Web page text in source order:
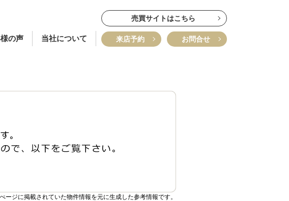
の声 当社について
売買サイトはこちら
来店予約 お問合せ
ジに掲載されていた物件情報を元に生成した参考情報です。